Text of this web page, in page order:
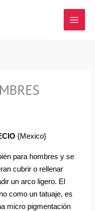
{Mexico}
para hombres y se
cubrir o rellenar
un arco ligero. El
como un tatuaje, es
micro pigmentación